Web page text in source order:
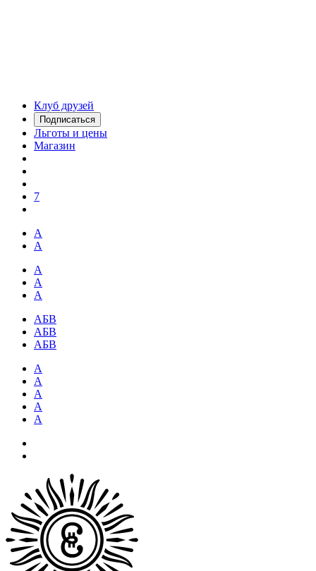
Клуб друзей
Подписаться
Льготы и цены
Магазин
7
А
А
А
А
А
АБВ
АБВ
АБВ
А
А
А
А
А